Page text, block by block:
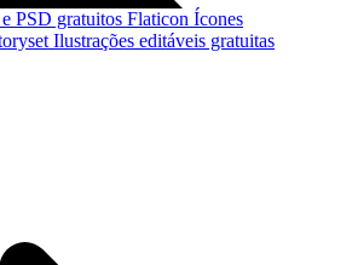
PSD gratuitos Flaticon Ícones
Ilustrações editáveis gratuitas